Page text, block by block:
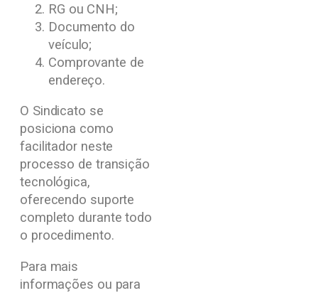
RG ou CNH;
Documento do
veículo;
Comprovante de
endereço.
O Sindicato se
posiciona como
facilitador neste
processo de transição
tecnológica,
oferecendo suporte
completo durante todo
o procedimento.
Para mais
informações ou para